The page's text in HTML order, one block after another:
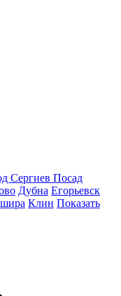
Сергиев Посад
Дубна Егорьевск
Клин Показать